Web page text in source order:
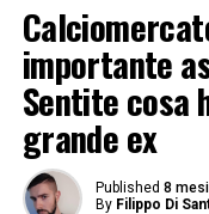
importante
Sentite cosa
grande ex
Published 8
By Filippo Di